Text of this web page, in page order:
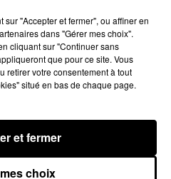
"Accepter et fermer", ou affiner en
dans "Gérer mes choix".
cliquant sur "Continuer sans
que pour ce site. Vous
retirer votre consentement à tout
situé en bas de chaque page.
choix
et fermer